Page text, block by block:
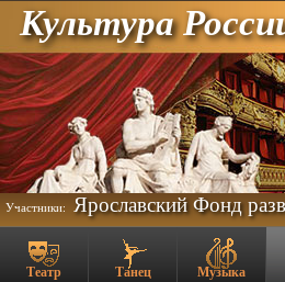
Культура
Участники: Ярославский Фонд
Театр Танец Музыка